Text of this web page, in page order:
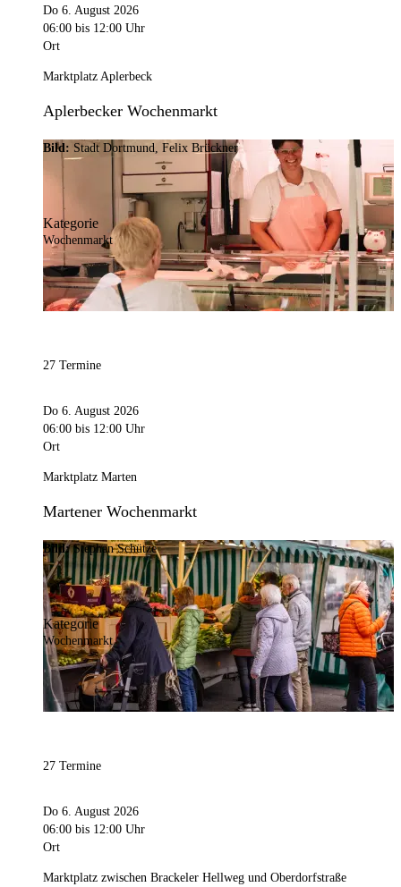
Do 6. August 2026
06:00 bis 12:00 Uhr
Ort
Marktplatz Aplerbeck
Aplerbecker Wochenmarkt
Bild: Stadt Dortmund, Felix Brückner
Kategorie
Wochenmarkt
27 Termine
Do 6. August 2026
06:00 bis 12:00 Uhr
Ort
Marktplatz Marten
Martener Wochenmarkt
Bild:Stephan Schütze
Kategorie
Wochenmarkt
27 Termine
Do 6. August 2026
06:00 bis 12:00 Uhr
Ort
Marktplatz zwischen Brackeler Hellweg und Oberdorfstraße